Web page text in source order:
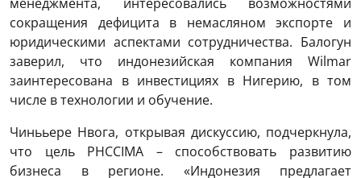
сокращения дефицита в немасляном экспорте и
юридическими аспектами сотрудничества. Балогун
заверил, что индонезийская компания Wilmar
заинтересована в инвестициях в Нигерию, в том
числе в технологии и обучение.
Чинььере Нвога, открывая дискуссию, подчеркнула,
что цель PHCCIMA – способствовать развитию
бизнеса в регионе. «Индонезия предлагает